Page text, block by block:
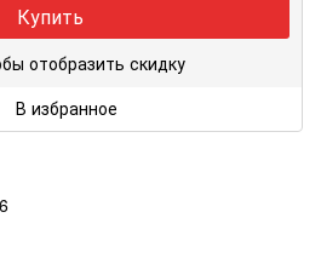
Купить
отобразить скидку
В избранное